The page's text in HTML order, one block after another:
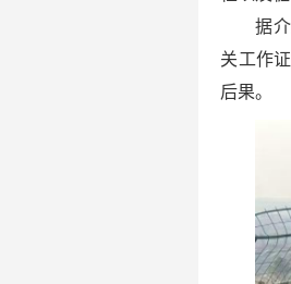
据
关工作
后果。